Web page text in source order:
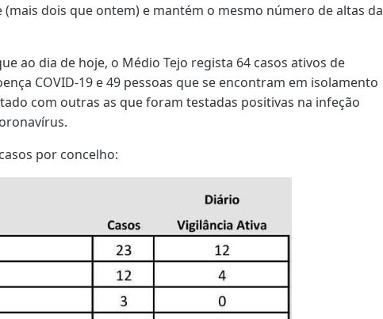
(mais dois que ontem) e mantém o mesmo número de altas da
ao dia de hoje, o Médio Tejo regista 64 casos ativos de
COVID-19 e 49 pessoas que se encontram em isolamento
com outras as que foram testadas positivas na infeção
por concelho: